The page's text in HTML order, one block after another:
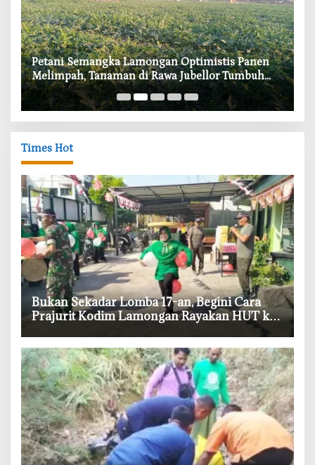
Petani Semangka Lamongan Optimistis Panen
Melimpah, Tanaman di Rawa Jubellor Tumbuh
Subur
Times Hot
‎Bukan Sekadar Lomba 17-an, Begini Cara
Prajurit Kodim Lamongan Rayakan HUT ke-